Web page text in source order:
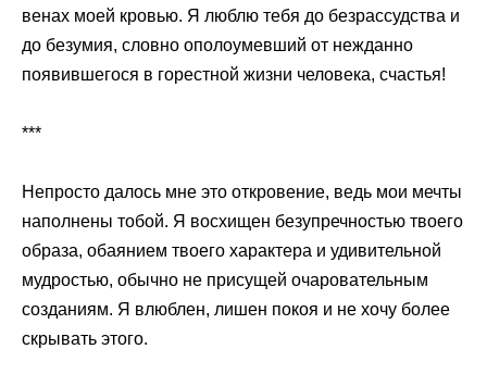
венах моей кровью. Я люблю тебя до безрассудства и
до безумия, словно ополоумевший от нежданно
появившегося в горестной жизни человека, счастья!
***
Непросто далось мне это откровение, ведь мои мечты
наполнены тобой. Я восхищен безупречностью твоего
образа, обаянием твоего характера и удивительной
мудростью, обычно не присущей очаровательным
созданиям. Я влюблен, лишен покоя и не хочу более
скрывать этого.